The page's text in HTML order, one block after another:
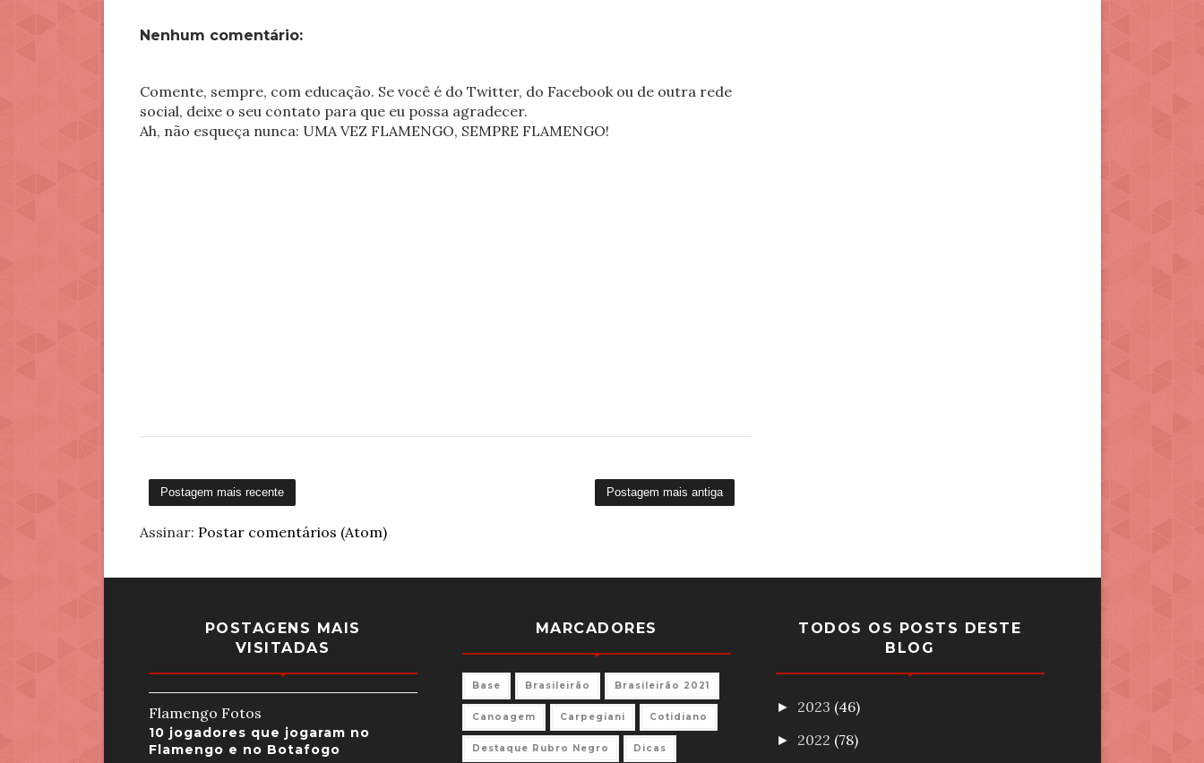
Nenhum comentário:
Comente, sempre, com educação. Se você é do Twitter, do Facebook ou de outra rede
social, deixe o seu contato para que eu possa agradecer.
Ah, não esqueça nunca: UMA VEZ FLAMENGO, SEMPRE FLAMENGO!
Postagem mais recente Postagem mais antiga
Assinar: Postar comentários (Atom)
POSTAGENS MAIS
VISITADAS
Flamengo Fotos
10 jogadores que jogaram no
Flamengo e no Botafogo
MARCADORES
Base Brasileirão Brasileirão 2021
Canoagem Carpegiani Cotidiano
Destaque Rubro Negro Dicas
TODOS OS POSTS DESTE
BLOG
► 2023 (46)
► 2022 (78)